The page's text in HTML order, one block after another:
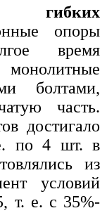
гибких
опоры
время
монолитные
болтами,
часть.
достигало
по 4 шт. в
из
условий
т. е. с 35%-